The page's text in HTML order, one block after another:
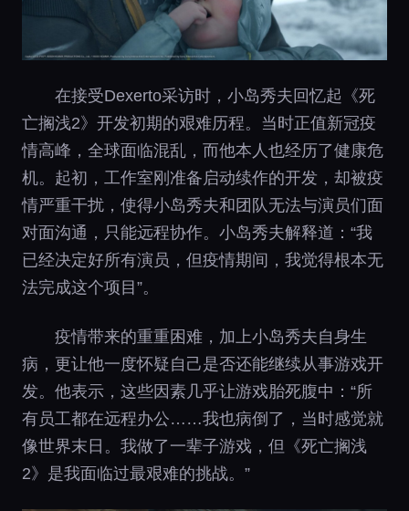
在接受Dexerto采访时，小岛秀夫回忆起《死
亡搁浅2》开发初期的艰难历程。当时正值新冠疫
情高峰，全球面临混乱，而他本人也经历了健康危
机。起初，工作室刚准备启动续作的开发，却被疫
情严重干扰，使得小岛秀夫和团队无法与演员们面
对面沟通，只能远程协作。小岛秀夫解释道：“我
已经决定好所有演员，但疫情期间，我觉得根本无
法完成这个项目”。
疫情带来的重重困难，加上小岛秀夫自身生
病，更让他一度怀疑自己是否还能继续从事游戏开
发。他表示，这些因素几乎让游戏胎死腹中：“所
有员工都在远程办公……我也病倒了，当时感觉就
像世界末日。我做了一辈子游戏，但《死亡搁浅
2》是我面临过最艰难的挑战。”